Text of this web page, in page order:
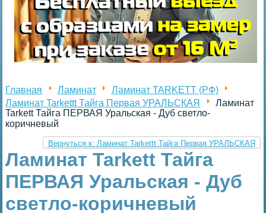
Главная Ламинат
Ламинат TARKETT (РФ)
Ламинат Tarkettt Тайга Первая УРАЛЬСКАЯ
Ламинат
Tarkett Тайга ПЕРВАЯ Уральская - Дуб светло-
коричневый
Вернуться к: Ламинат Tarkettt Тайга Первая УРАЛЬСКАЯ
Ламинат Tarkett Тайга
ПЕРВАЯ Уральская - Дуб
светло-коричневый